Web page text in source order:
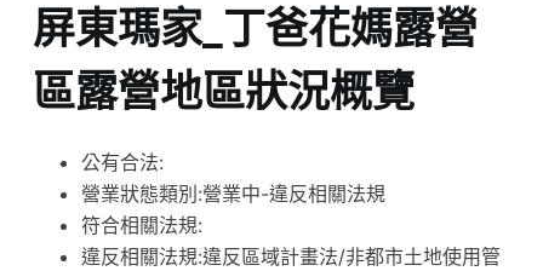
屏東瑪家_丁爸花媽露營
區露營地區狀況概覽
公有合法:
營業狀態類別:營業中-違反相關法規
符合相關法規:
違反相關法規:違反區域計畫法/非都市土地使用管